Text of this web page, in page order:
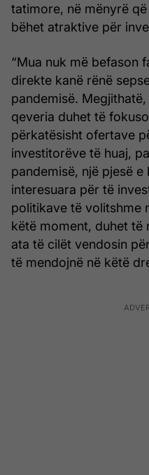
tatimore, në mënyrë
bëhet atraktive për
“Mua nuk më befason
direkte kanë rënë
pandemisë.
qeveria duhet të
përkatësisht ofertave
investitorëve të huaj,
pandemisë, një pjesë
interesuara për të
politikave të volitshme
këtë moment, duhet të
ata të cilët vendosin
të mendojnë në këtë